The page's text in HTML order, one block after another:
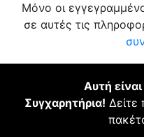
Μόνο οι
σε αυτές τις
Αυτή
Συγχαρητήρια! Δείτε